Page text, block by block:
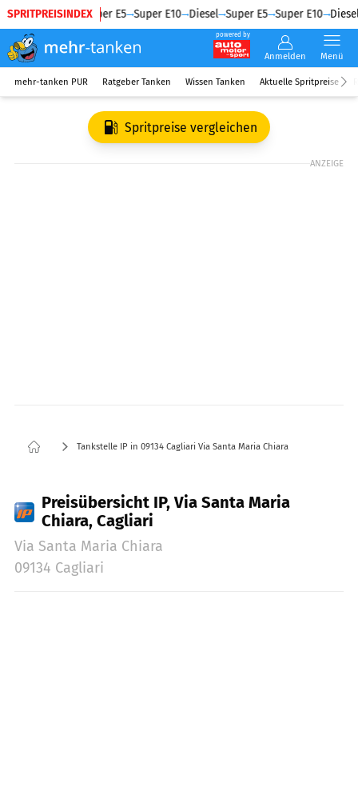
SPRITPREISINDEX
Diesel Super E5 Super E10 Diesel Super E5 Super E10 Diesel
powered by
Anmelden Menü
mehr-tanken PUR Ratgeber Tanken Wissen Tanken Aktuelle Spritpreise
Spritpreise vergleichen
ANZEIGE
Tankstelle IP in 09134 Cagliari Via Santa Maria Chiara
Preisübersicht IP, Via Santa Maria
Chiara, Cagliari
Via Santa Maria Chiara
09134 Cagliari